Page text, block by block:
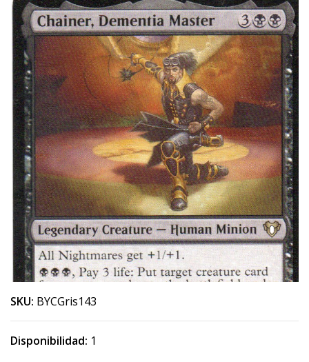
SKU: BYCGris143
Disponibilidad: 1